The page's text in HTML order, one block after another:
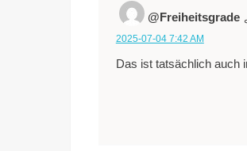
@Freiheitsgrade
2025-07-04 7:42 AM
Das ist tatsächlich auch